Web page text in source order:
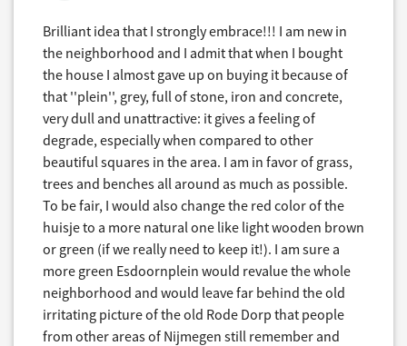
Brilliant idea that I strongly embrace!!! I am new in
the neighborhood and I admit that when I bought
the house I almost gave up on buying it because of
that ''plein'', grey, full of stone, iron and concrete,
very dull and unattractive: it gives a feeling of
degrade, especially when compared to other
beautiful squares in the area. I am in favor of grass,
trees and benches all around as much as possible.
To be fair, I would also change the red color of the
huisje to a more natural one like light wooden brown
or green (if we really need to keep it!). I am sure a
more green Esdoornplein would revalue the whole
neighborhood and would leave far behind the old
irritating picture of the old Rode Dorp that people
from other areas of Nijmegen still remember and